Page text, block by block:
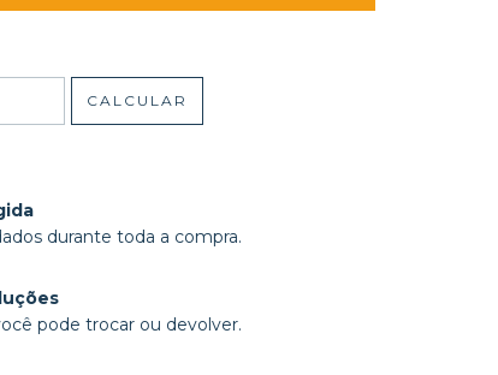
CALCULAR
durante toda a compra.
pode trocar ou devolver.